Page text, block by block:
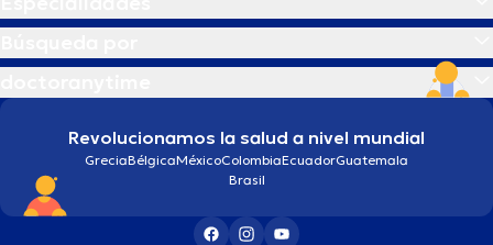
Revolucionamos la salud a nivel mundial
GreciaBélgicaMéxicoColombiaEcuadorGuatemala
Brasil